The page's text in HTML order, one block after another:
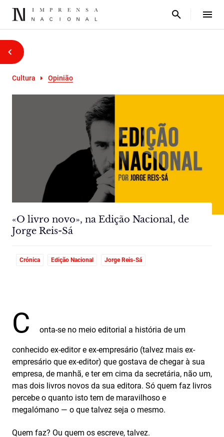
Cultura Opinião
«O livro novo», na Edição Nacional, de
Jorge Reis-Sá
Crónica Edição Nacional Jorge Reis-Sá
C onta-se no meio editorial a história de um
conhecido ex-editor e ex-empresário (talvez mais ex-
empresário que ex-editor) que gostava de chegar à sua
empresa, de manhã, e ter em cima da secretária, não um,
mas dois livros novos da sua editora. Só quem faz livros
percebe o quanto isto tem de maravilhoso e
megalómano — o que talvez seja o mesmo.
Quem faz? Ou quem os escreve, talvez.